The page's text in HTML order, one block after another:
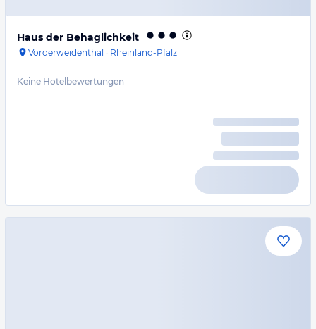
Haus der Behaglichkeit
Vorderweidenthal · Rheinland-Pfalz
Keine Hotelbewertungen